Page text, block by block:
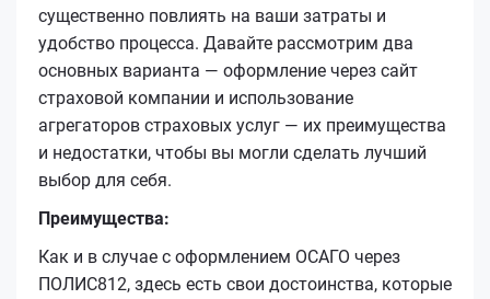
существенно повлиять на ваши затраты и
удобство процесса. Давайте рассмотрим два
основных варианта — оформление через сайт
страховой компании и использование
агрегаторов страховых услуг — их преимущества
и недостатки, чтобы вы могли сделать лучший
выбор для себя.
Преимущества:
Как и в случае с оформлением ОСАГО через
ПОЛИС812, здесь есть свои достоинства, которые